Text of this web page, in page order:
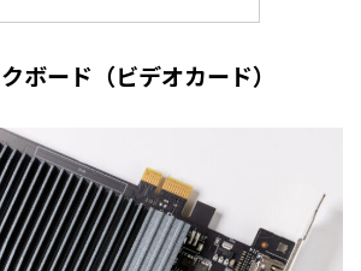
ボード（ビデオカード）